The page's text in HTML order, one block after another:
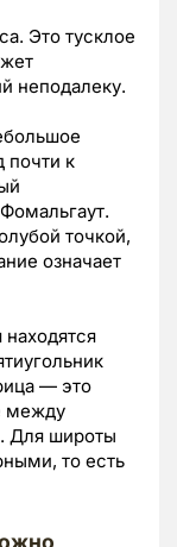
Это тусклое
неподалеку.
почти к
точкой,
означает
находятся
— это
между
Для широты
то есть